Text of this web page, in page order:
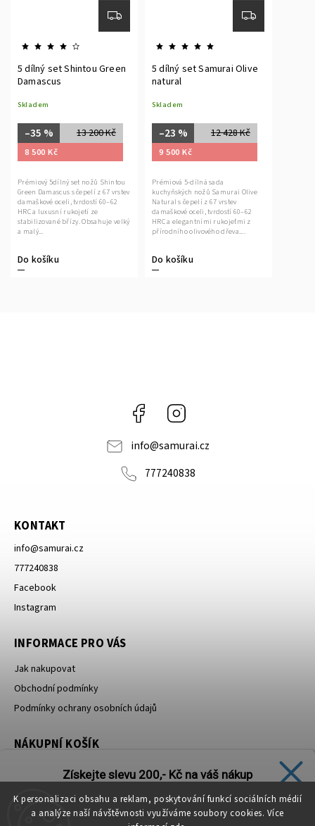
K personalizaci obsahu a reklam, poskytování funkcí sociálních médií
a analýze naší návštěvnosti využíváme soubory cookies. Více
5 dílný set Shintou Green
Damascus
Skladem
13 200 Kč
–35 %
8 500 Kč
Do košíku
Prémiový 5dílný set nožů Shintou
Green Damascus s čepelí z 67 vrstev
damaškové oceli, tvrdostí 60–62
HRC a luxusní rukojetí ze
stabilizované břízy. Obsahuje velký
a malý...
5 dílný set Samurai Olive
natural
Skladem
12 428 Kč
–23 %
9 500 Kč
Do košíku
Prémiová 5-dílná sada
kuchyňských nožů Samurai Olive
Natural s čepelí z 67 vrstev
damaškové oceli, tvrdostí 60–62
HRC a elegantními rukojeťmi z
přírodního olivového dřeva....
Facebook
info@samurai.cz
777240838
KONTAKT
info@samurai.cz
777240838
Facebook
Instagram
INFORMACE PRO VÁS
Jak nakupovat
Obchodní podmínky
Podmínky ochrany osobních údajů
NÁKUPNÍ KOŠÍK
0ks /0 Kč
Získejte slevu 200,- Kč na váš nákup
Přihlaste se k odběru našeho newsletteru.